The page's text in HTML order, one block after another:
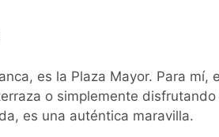
es la Plaza Mayor. Para mí,
o simplemente
es una auténtica maravilla.